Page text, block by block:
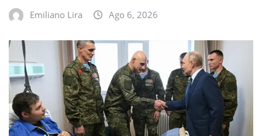
Emiliano Lira Ago 6, 2026